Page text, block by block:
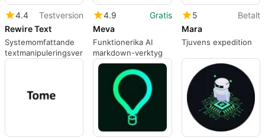
4.4
Testversion
Rewire Text
Systemomfattande
textmanipuleringsverktyg
4.9
Gratis
Meva
Funktionerika AI
markdown-verktyg
5
Betalt
Mara
Tjuvens expedition